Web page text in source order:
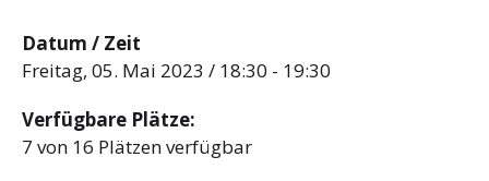
Datum / Zeit
Freitag, 05. Mai 2023 / 18:30 - 19:30
Verfügbare Plätze:
7 von 16 Plätzen verfügbar